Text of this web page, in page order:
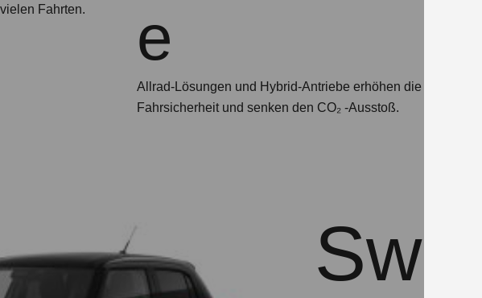
Fahrten.
e
Allrad-Lösungen und Hybrid-Antriebe erhöhen die
Fahrsicherheit und senken den CO₂ -Ausstoß.
Swift